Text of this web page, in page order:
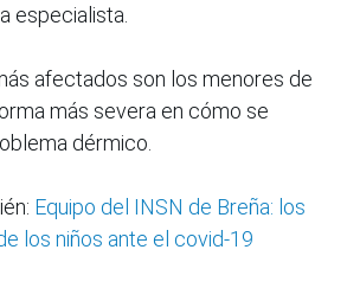
especialista.
afectados son los menores de
más severa en cómo se
dérmico.
Equipo del INSN de Breña: los
los niños ante el covid-19